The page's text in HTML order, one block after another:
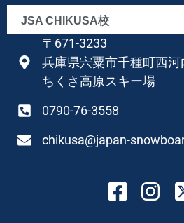
JSA CHIKUSA校
〒671-3233
兵庫県宍粟市千種町西河
ちくさ高原スキー場
0790-76-3558
chikusa@japan-